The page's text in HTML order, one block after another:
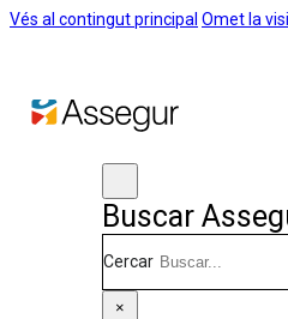
Vés al contingut principal Omet la
Buscar
Cercar
×